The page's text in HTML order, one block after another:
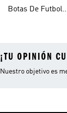
Botas De Futbol
¡TU OPINIÓN
Nuestro objetivo es